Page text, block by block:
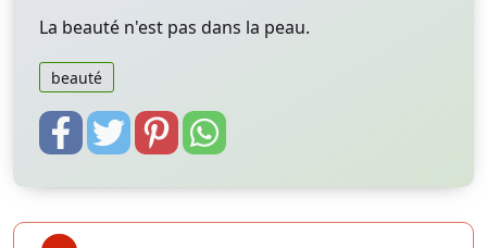
La beauté n'est pas dans la peau.
beauté